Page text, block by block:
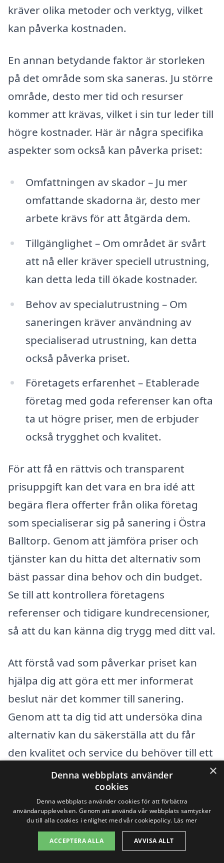
kräver olika metoder och verktyg, vilket
kan påverka kostnaden.
En annan betydande faktor är storleken
på det område som ska saneras. Ju större
område, desto mer tid och resurser
kommer att krävas, vilket i sin tur leder till
högre kostnader. Här är några specifika
aspekter som också kan påverka priset:
Omfattningen av skador – Ju mer
omfattande skadorna är, desto mer
arbete krävs för att åtgärda dem.
Tillgänglighet – Om området är svårt
att nå eller kräver speciell utrustning,
kan detta leda till ökade kostnader.
Behov av specialutrustning – Om
saneringen kräver användning av
specialiserad utrustning, kan detta
också påverka priset.
Företagets erfarenhet – Etablerade
företag med goda referenser kan ofta
ta ut högre priser, men de erbjuder
också trygghet och kvalitet.
För att få en rättvis och transparent
prisuppgift kan det vara en bra idé att
begära flera offerter från olika företag
som specialiserar sig på sanering i Östra
Balltorp. Genom att jämföra priser och
tjänster kan du hitta det alternativ som
bäst passar dina behov och din budget.
Se till att kontrollera företagens
referenser och tidigare kundrecensioner,
så att du kan känna dig trygg med ditt val.
Att förstå vad som påverkar priset kan
hjälpa dig att göra ett mer informerat
beslut när det kommer till sanering.
Genom att ta dig tid att undersöka dina
alternativ kan du säkerställa att du får
den kvalitet och service du behöver till ett
rimligt pris.
Få 3 erbjudanden, gratis och utan
förpliktelser
×
Denna webbplats använder
cookies
Denna webbplats använder cookies för att förbättra
användarupplevelsen. Genom att använda vår webbplats samtycker
du till alla cookies i enlighet med vår cookiepolicy. Läs mer
ACCEPTERA ALLA AVVISA ALLT